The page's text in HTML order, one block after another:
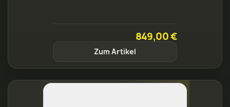
849,00 €
Zum Artikel